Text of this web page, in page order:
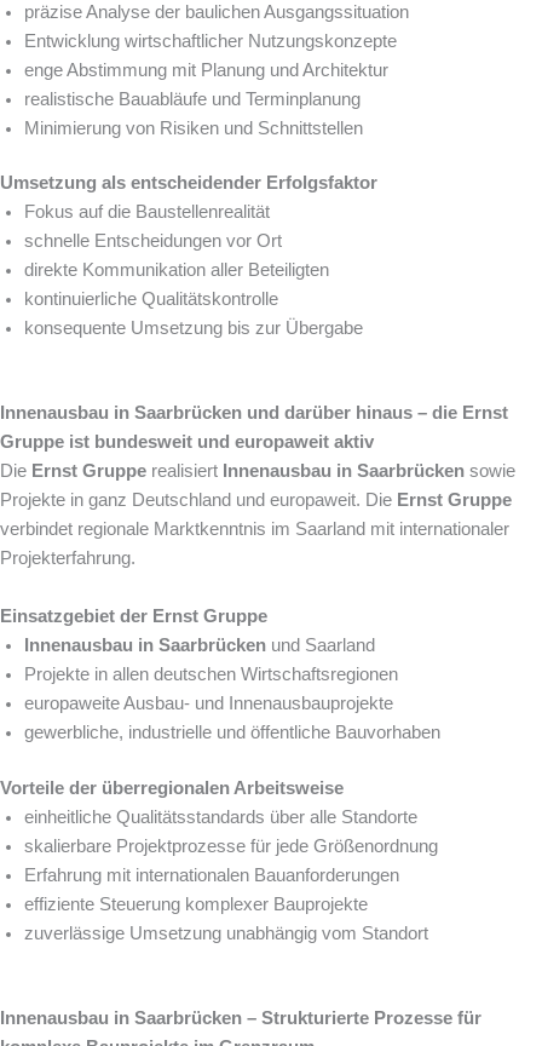
präzise Analyse der baulichen Ausgangssituation
Entwicklung wirtschaftlicher Nutzungskonzepte
enge Abstimmung mit Planung und Architektur
realistische Bauabläufe und Terminplanung
Minimierung von Risiken und Schnittstellen
Umsetzung als entscheidender Erfolgsfaktor
Fokus auf die Baustellenrealität
schnelle Entscheidungen vor Ort
direkte Kommunikation aller Beteiligten
kontinuierliche Qualitätskontrolle
konsequente Umsetzung bis zur Übergabe
Innenausbau in Saarbrücken und darüber hinaus – die Ernst
Gruppe ist bundesweit und europaweit aktiv
Die Ernst Gruppe realisiert Innenausbau in Saarbrücken sowie
Projekte in ganz Deutschland und europaweit. Die Ernst Gruppe
verbindet regionale Marktkenntnis im Saarland mit internationaler
Projekterfahrung.
Einsatzgebiet der Ernst Gruppe
Innenausbau in Saarbrücken und Saarland
Projekte in allen deutschen Wirtschaftsregionen
europaweite Ausbau- und Innenausbauprojekte
gewerbliche, industrielle und öffentliche Bauvorhaben
Vorteile der überregionalen Arbeitsweise
einheitliche Qualitätsstandards über alle Standorte
skalierbare Projektprozesse für jede Größenordnung
Erfahrung mit internationalen Bauanforderungen
effiziente Steuerung komplexer Bauprojekte
zuverlässige Umsetzung unabhängig vom Standort
Innenausbau in Saarbrücken – Strukturierte Prozesse für